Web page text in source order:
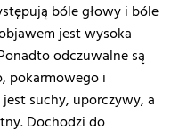
bóle głowy i bóle
jest wysoka
odczuwalne są
pokarmowego i
suchy, uporczywy, a
Dochodzi do